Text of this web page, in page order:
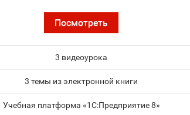
Посмотреть
3 видеоурока
3 темы из электронной книги
Учебная платформа «1С:Предприятие 8»